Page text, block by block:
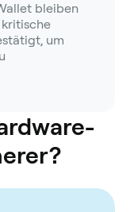
bleiben
um